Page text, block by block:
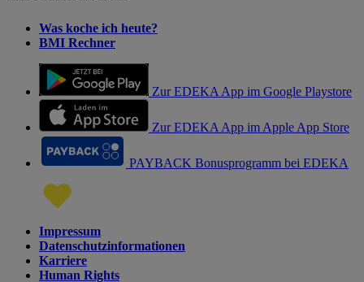
Was koche ich heute?
BMI Rechner
Zur EDEKA App im Google Playstore
Zur EDEKA App im Apple App Store
PAYBACK Bonusprogramm bei EDEKA
Impressum
Datenschutzinformationen
Karriere
Human Rights